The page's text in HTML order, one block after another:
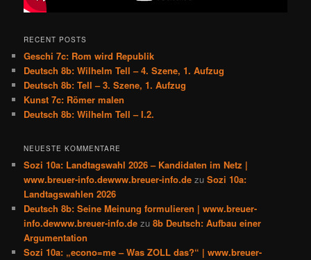
RECENT POSTS
Geschi 7c: Rom wird Republik
Deutsch 8b: Wilhelm Tell – 4. Szene, 1. Aufzug
Deutsch 8b: Tell – 3. Szene, 1. Aufzug
Kunst 7c: Römer malen
Deutsch 8b: Wilhelm Tell – I.2.
NEUESTE KOMMENTARE
Sozi 10a: Landtagswahl 2026 – Kandidaten im Netz |
www.breuer-info.dewww.breuer-info.de zuSozi 10a:
Landtagswahlen 2026
Deutsch 8b: Seine Meinung formulieren | www.breuer-
info.dewww.breuer-info.de zu8b Deutsch: Aufbau einer
Argumentation
Sozi 10a: „econo=me – Was ZOLL das?“ | www.breuer-